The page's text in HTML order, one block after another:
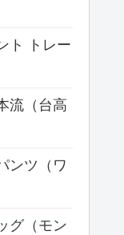
ト トレー
流（台高
ンツ（ワ
グ（モン